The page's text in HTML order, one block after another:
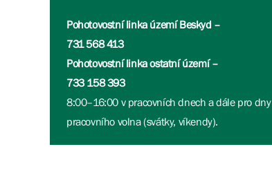
Pohotovostní linka území Beskyd –
731 568 413
Pohotovostní linka ostatní území –
733 158 393
8:00–16:00 v pracovních dnech a dále pro dny
pracovního volna (svátky, víkendy).